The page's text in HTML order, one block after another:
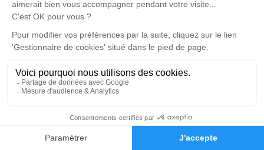
Faire-part Hommages
une cagnotte est également mise à disposition pour lui
https://www.leetchi.com/c/obseques-disabelle-braems-
1861224?
Un service de plantation d’arbre hommage est
Je rends hommage